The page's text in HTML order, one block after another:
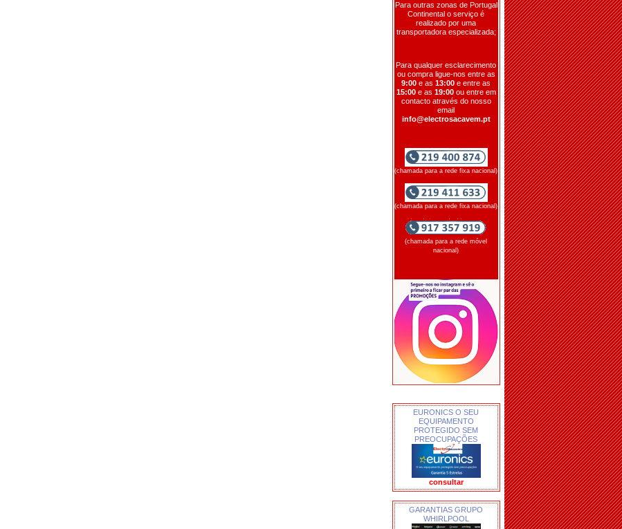
Para outras zonas de Portugal
Continental o serviço é
realizado por uma
transportadora especializada;
Para qualquer esclarecimento
ou compra ligue-nos entre as
9:00 e as 13:00 e entre as
15:00e as 19:00 ou entre em
contacto através do nosso
email
info@electrosacavem.pt
(chamada para a rede fixa nacional)
(chamada para a rede fixa nacional)
(chamada para a rede móvel
nacional)
EURONICS O SEU
EQUIPAMENTO
PROTEGIDO SEM
PREOCUPAÇÕES
consultar
GARANTIAS GRUPO
WHIRLPOOL